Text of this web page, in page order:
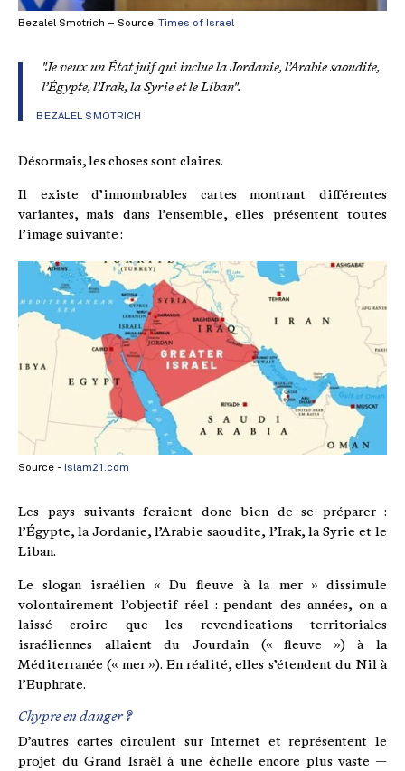
Bezalel Smotrich – Source: Times of Israel
"Je veux un État juif qui inclue la Jordanie, l’Arabie saoudite,
l’Égypte, l’Irak, la Syrie et le Liban".
BEZALEL SMOTRICH
Désormais, les choses sont claires.
Il existe d’innombrables cartes montrant différentes
variantes, mais dans l’ensemble, elles présentent toutes
l’image suivante :
Source - Islam21.com
Les pays suivants feraient donc bien de se préparer :
l’Égypte, la Jordanie, l’Arabie saoudite, l’Irak, la Syrie et le
Liban.
Le slogan israélien « Du fleuve à la mer » dissimule
volontairement l’objectif réel : pendant des années, on a
laissé croire que les revendications territoriales
israéliennes allaient du Jourdain (« fleuve ») à la
Méditerranée (« mer »). En réalité, elles s’étendent du Nil à
l’Euphrate.
Chypre en danger ?
D’autres cartes circulent sur Internet et représentent le
projet du Grand Israël à une échelle encore plus vaste —